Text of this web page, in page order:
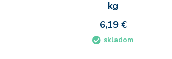
kg
6,19 €
skladom